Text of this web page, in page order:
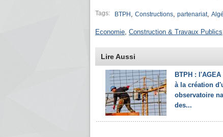
Tags: BTPH , Constructions, partenariat,
Economie, Construction & Travaux Publics
Lire Aussi
BTPH :
à la création
observatoire
des...